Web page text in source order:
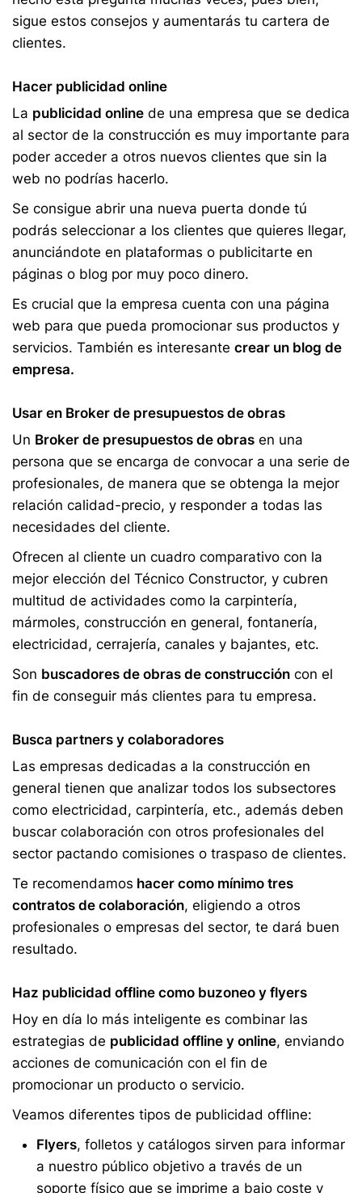
sigue estos consejos y aumentarás tu cartera de
clientes.
Hacer publicidad online
La publicidad online de una empresa que se dedica
al sector de la construcción es muy importante para
poder acceder a otros nuevos clientes que sin la
web no podrías hacerlo.
Se consigue abrir una nueva puerta donde tú
podrás seleccionar a los clientes que quieres llegar,
anunciándote en plataformas o publicitarte en
páginas o blog por muy poco dinero.
Es crucial que la empresa cuenta con una página
web para que pueda promocionar sus productos y
servicios. También es interesante crear un blog de
empresa.
Usar en Broker de presupuestos de obras
Un Broker de presupuestos de obras en una
persona que se encarga de convocar a una serie de
profesionales, de manera que se obtenga la mejor
relación calidad-precio, y responder a todas las
necesidades del cliente.
Ofrecen al cliente un cuadro comparativo con la
mejor elección del Técnico Constructor, y cubren
multitud de actividades como la carpintería,
mármoles, construcción en general, fontanería,
electricidad, cerrajería, canales y bajantes, etc.
Son buscadores de obras de construcción con el
fin de conseguir más clientes para tu empresa.
Busca partners y colaboradores
Las empresas dedicadas a la construcción en
general tienen que analizar todos los subsectores
como electricidad, carpintería, etc., además deben
buscar colaboración con otros profesionales del
sector pactando comisiones o traspaso de clientes.
Te recomendamos hacer como mínimo tres
contratos de colaboración, eligiendo a otros
profesionales o empresas del sector, te dará buen
resultado.
Haz publicidad offline como buzoneo y flyers
Hoy en día lo más inteligente es combinar las
estrategias de publicidad offline y online, enviando
acciones de comunicación con el fin de
promocionar un producto o servicio.
Veamos diferentes tipos de publicidad offline:
Flyers, folletos y catálogos sirven para informar
a nuestro público objetivo a través de un
soporte físico que se imprime a bajo coste y